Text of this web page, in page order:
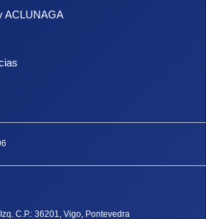
ACLUNAGA
C.P.: 36201, Vigo, Pontevedra